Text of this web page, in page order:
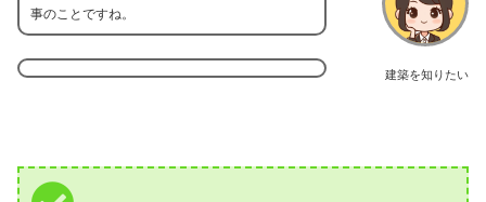
建築を知りたい
事のことですね。